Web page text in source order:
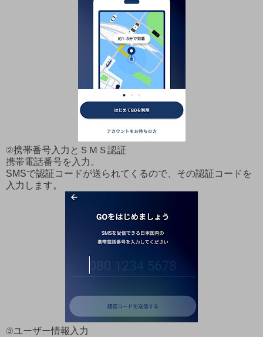
②携帯番号入力とＳＭＳ認証
携帯電話番号を入力。
SMSで認証コードが送られてくるので、その認証コードを
入力します。
③ユーザー情報入力